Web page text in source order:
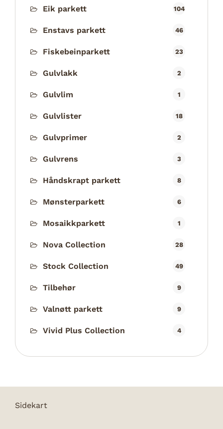
Eik parkett 104
Enstavs parkett 46
Fiskebeinparkett 23
Gulvlakk 2
Gulvlim 1
Gulvlister 18
Gulvprimer 2
Gulvrens 3
Håndskrapt parkett 8
Mønsterparkett 6
Mosaikkparkett 1
Nova Collection 28
Stock Collection 49
Tilbehør 9
Valnøtt parkett 9
Vivid Plus Collection 4
Sidekart